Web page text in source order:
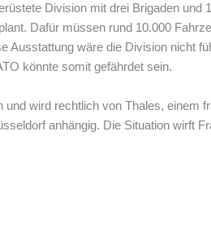
Division mit drei Brigaden und
Dafür müssen rund 10.000
Ausstattung wäre die Division nicht
könnte somit gefährdet sein.
wird rechtlich von Thales, einem
anhängig. Die Situation wirft